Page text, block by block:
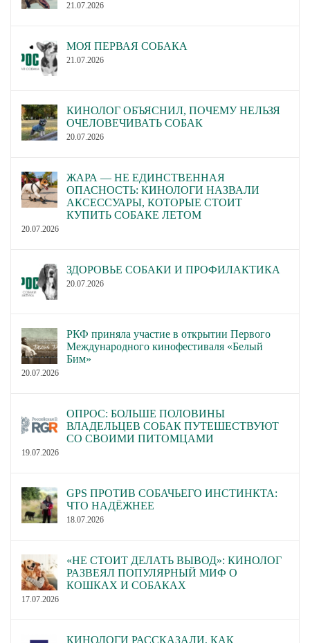
21.07.2026
МОЯ ПЕРВАЯ СОБАКА
21.07.2026
КИНОЛОГ ОБЪЯСНИЛ, ПОЧЕМУ НЕЛЬЗЯ
ОЧЕЛОВЕЧИВАТЬ СОБАК
20.07.2026
ЖАРА — НЕ ЕДИНСТВЕННАЯ
ОПАСНОСТЬ: КИНОЛОГИ НАЗВАЛИ
АКСЕССУАРЫ, КОТОРЫЕ СТОИТ
КУПИТЬ СОБАКЕ ЛЕТОМ
20.07.2026
ЗДОРОВЬЕ СОБАКИ И ПРОФИЛАКТИКА
20.07.2026
РКФ приняла участие в открытии Первого
Международного кинофестиваля «Белый
Бим»
20.07.2026
ОПРОС: БОЛЬШЕ ПОЛОВИНЫ
ВЛАДЕЛЬЦЕВ СОБАК ПУТЕШЕСТВУЮТ
СО СВОИМИ ПИТОМЦАМИ
19.07.2026
GPS ПРОТИВ СОБАЧЬЕГО ИНСТИНКТА:
ЧТО НАДЁЖНЕЕ
18.07.2026
«НЕ СТОИТ ДЕЛАТЬ ВЫВОД»: КИНОЛОГ
РАЗВЕЯЛ ПОПУЛЯРНЫЙ МИФ О
КОШКАХ И СОБАКАХ
17.07.2026
КИНОЛОГИ РАССКАЗАЛИ, КАК